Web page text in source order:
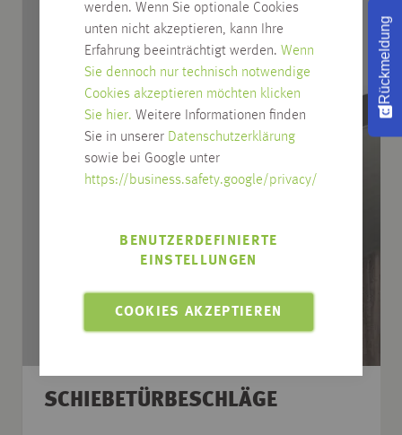
werden. Wenn Sie optionale Cookies
unten nicht akzeptieren, kann Ihre
Erfahrung beeinträchtigt werden. Wenn
Sie dennoch nur technisch notwendige
Cookies akzeptieren möchten klicken
Sie hier. Weitere Informationen finden
Sie in unserer Datenschutzerklärung
sowie bei Google unter
https://business.safety.google/privacy/
COOKIES AKZEPTIEREN
BENUTZERDEFINIERTE
EINSTELLUNGEN
SCHIEBETÜRBESCHLÄGE
Rückmeldung